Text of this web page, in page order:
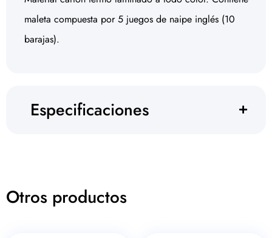
maleta compuesta por 5 juegos de naipe inglés (10
barajas).
Especificaciones
Otros productos